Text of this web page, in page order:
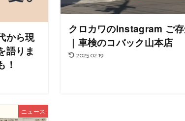
から現
語りま
！
クロカワのInstagram ご
｜車検のコバック山本店
2025.02.19
ニュース